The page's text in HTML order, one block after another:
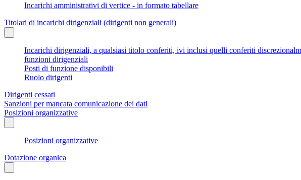
Incarichi amministrativi di vertice - in formato tabellare
Titolari di incarichi dirigenziali (dirigenti non generali)
Incarichi dirigenziali, a qualsiasi titolo conferiti, ivi inclusi quelli conferiti
funzioni dirigenziali
Posti di funzione disponibili
Ruolo dirigenti
Dirigenti cessati
Sanzioni per mancata comunicazione dei dati
Posizioni organizzative
Posizioni organizzative
Dotazione organica